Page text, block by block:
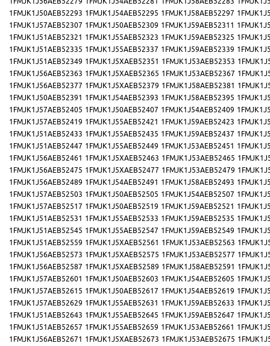
1FMJK1J50AEB52293 1FMJK1J54AEB52295 1FMJK1J58AEB52297
1FMJK1J57AEB52307 1FMJK1J50AEB52309 1FMJK1J59AEB52311
1FMJK1J51AEB52321 1FMJK1J55AEB52323 1FMJK1J59AEB52325
1FMJK1J51AEB52335 1FMJK1J55AEB52337 1FMJK1J59AEB52339
1FMJK1J51AEB52349 1FMJK1J5XAEB52351 1FMJK1J53AEB52353
1FMJK1J56AEB52363 1FMJK1J5XAEB52365 1FMJK1J53AEB52367
1FMJK1J56AEB52377 1FMJK1J5XAEB52379 1FMJK1J58AEB52381
1FMJK1J50AEB52391 1FMJK1J54AEB52393 1FMJK1J58AEB52395
1FMJK1J57AEB52405 1FMJK1J50AEB52407 1FMJK1J54AEB52409
1FMJK1J57AEB52419 1FMJK1J55AEB52421 1FMJK1J59AEB52423
1FMJK1J51AEB52433 1FMJK1J55AEB52435 1FMJK1J59AEB52437
1FMJK1J51AEB52447 1FMJK1J55AEB52449 1FMJK1J53AEB52451
1FMJK1J56AEB52461 1FMJK1J5XAEB52463 1FMJK1J53AEB52465
1FMJK1J56AEB52475 1FMJK1J5XAEB52477 1FMJK1J53AEB52479
1FMJK1J56AEB52489 1FMJK1J54AEB52491 1FMJK1J58AEB52493
1FMJK1J57AEB52503 1FMJK1J50AEB52505 1FMJK1J54AEB52507
1FMJK1J57AEB52517 1FMJK1J50AEB52519 1FMJK1J59AEB52521
1FMJK1J51AEB52531 1FMJK1J55AEB52533 1FMJK1J59AEB52535
1FMJK1J51AEB52545 1FMJK1J55AEB52547 1FMJK1J59AEB52549
1FMJK1J51AEB52559 1FMJK1J5XAEB52561 1FMJK1J53AEB52563
1FMJK1J56AEB52573 1FMJK1J5XAEB52575 1FMJK1J53AEB52577
1FMJK1J56AEB52587 1FMJK1J5XAEB52589 1FMJK1J58AEB52591
1FMJK1J57AEB52601 1FMJK1J50AEB52603 1FMJK1J54AEB52605
1FMJK1J57AEB52615 1FMJK1J50AEB52617 1FMJK1J54AEB52619
1FMJK1J57AEB52629 1FMJK1J55AEB52631 1FMJK1J59AEB52633
1FMJK1J51AEB52643 1FMJK1J55AEB52645 1FMJK1J59AEB52647
1FMJK1J51AEB52657 1FMJK1J55AEB52659 1FMJK1J53AEB52661
1FMJK1J56AEB52671 1FMJK1J5XAEB52673 1FMJK1J53AEB52675